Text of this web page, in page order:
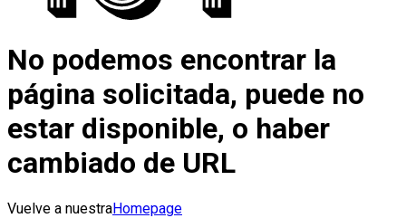
No podemos encontrar la
página solicitada, puede no
estar disponible, o haber
cambiado de URL
Vuelve a nuestraHomepage